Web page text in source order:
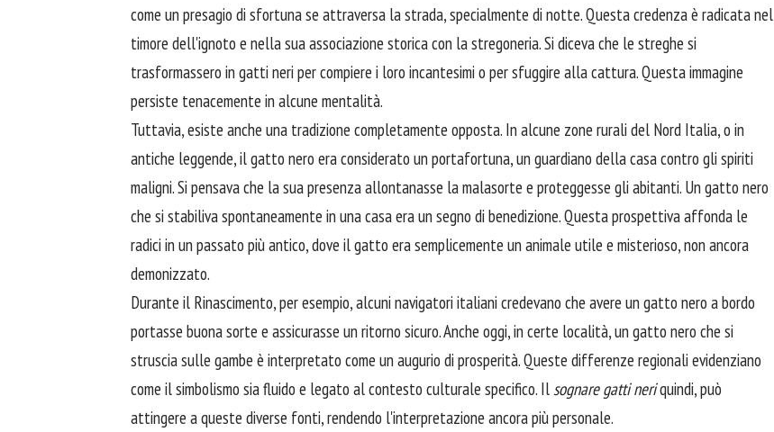
come un presagio di sfortuna se attraversa la strada, specialmente di notte. Questa credenza è radicata nel
timore dell'ignoto e nella sua associazione storica con la stregoneria. Si diceva che le streghe si
trasformassero in gatti neri per compiere i loro incantesimi o per sfuggire alla cattura. Questa immagine
persiste tenacemente in alcune mentalità.
Tuttavia, esiste anche una tradizione completamente opposta. In alcune zone rurali del Nord Italia, o in
antiche leggende, il gatto nero era considerato un portafortuna, un guardiano della casa contro gli spiriti
maligni. Si pensava che la sua presenza allontanasse la malasorte e proteggesse gli abitanti. Un gatto nero
che si stabiliva spontaneamente in una casa era un segno di benedizione. Questa prospettiva affonda le
radici in un passato più antico, dove il gatto era semplicemente un animale utile e misterioso, non ancora
demonizzato.
Durante il Rinascimento, per esempio, alcuni navigatori italiani credevano che avere un gatto nero a bordo
portasse buona sorte e assicurasse un ritorno sicuro. Anche oggi, in certe località, un gatto nero che si
struscia sulle gambe è interpretato come un augurio di prosperità. Queste differenze regionali evidenziano
come il simbolismo sia fluido e legato al contesto culturale specifico. Ilsognare gatti neriquindi, può
attingere a queste diverse fonti, rendendo l'interpretazione ancora più personale.